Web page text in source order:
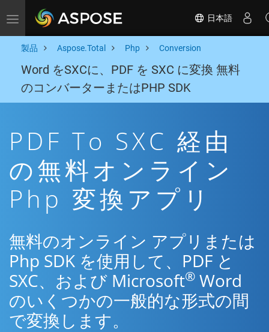
Toggle navigation 日本語
製品 Aspose.Total Php Conversion
Word をSXCに、PDF を SXC に変換 無料
のコンバーターまたはPHP SDK
PDF To SXC 経由
の無料オンライン
Php 変換アプリ
無料のオンライン アプリまたは
Php SDK を使用して、PDF と
SXC、および Microsoft® Word
のいくつかの一般的な形式の間
で変換します。